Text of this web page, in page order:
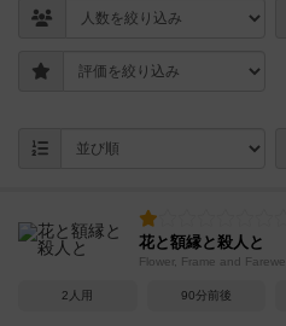
花と額縁と殺人と
Flower, Frame and Farewell
2人用 90分前後